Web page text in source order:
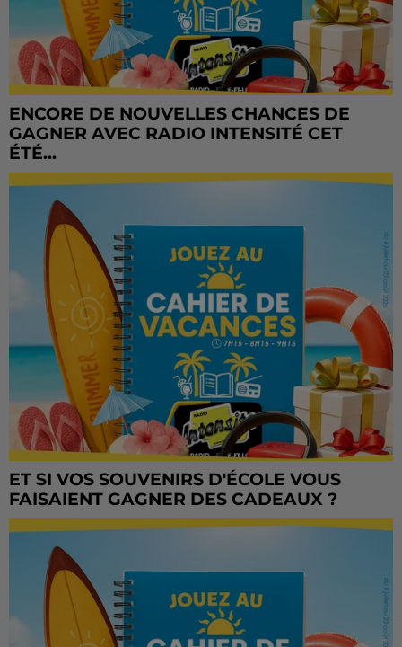
ENCORE DE NOUVELLES CHANCES DE
GAGNER AVEC RADIO INTENSITÉ CET
ÉTÉ...
ET SI VOS SOUVENIRS D'ÉCOLE VOUS
FAISAIENT GAGNER DES CADEAUX ?